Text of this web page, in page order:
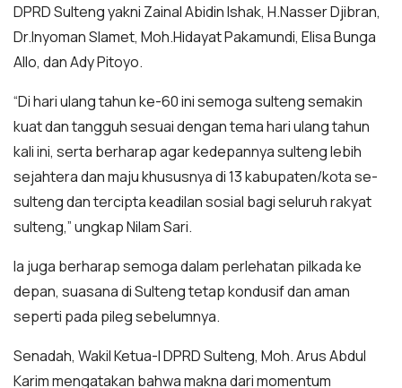
DPRD Sulteng yakni Zainal Abidin Ishak, H.Nasser Djibran,
Dr.Inyoman Slamet, Moh.Hidayat Pakamundi, Elisa Bunga
Allo, dan Ady Pitoyo.
“Di hari ulang tahun ke-60 ini semoga sulteng semakin
kuat dan tangguh sesuai dengan tema hari ulang tahun
kali ini, serta berharap agar kedepannya sulteng lebih
sejahtera dan maju khususnya di 13 kabupaten/kota se-
sulteng dan tercipta keadilan sosial bagi seluruh rakyat
sulteng,” ungkap Nilam Sari.
Ia juga berharap semoga dalam perlehatan pilkada ke
depan, suasana di Sulteng tetap kondusif dan aman
seperti pada pileg sebelumnya.
Senadah, Wakil Ketua-I DPRD Sulteng, Moh. Arus Abdul
Karim mengatakan bahwa makna dari momentum